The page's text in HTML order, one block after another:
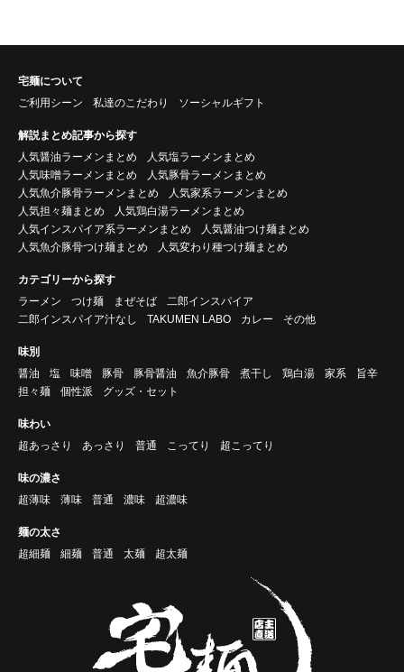
宅麺について
ご利用シーン
私達のこだわり ソーシャルギフト
解説まとめ記事から探す
人気醤油ラーメンまとめ
人気塩ラーメンまとめ
人気味噌ラーメンまとめ
人気豚骨ラーメンまとめ
人気魚介豚骨ラーメンまとめ
人気家系ラーメンまとめ
人気担々麺まとめ
人気鶏白湯ラーメンまとめ
人気インスパイア系ラーメンまとめ
人気醤油つけ麺まとめ
人気魚介豚骨つけ麺まとめ
人気変わり種つけ麺まとめ
カテゴリーから探す
ラーメン
つけ麺 まぜそば
二郎インスパイア
二郎インスパイア汁なし
TAKUMEN LABO カレー その他
味別
醤油
塩 味噌 豚骨 豚骨醤油 魚介豚骨 煮干し 鶏白湯 家系
旨辛
担々麺
個性派 グッズ・セット
味わい
超あっさり
あっさり 普通 こってり 超こってり
味の濃さ
超薄味
薄味 普通 濃味 超濃味
麺の太さ
超細麺
細麺 普通 太麺 超太麺